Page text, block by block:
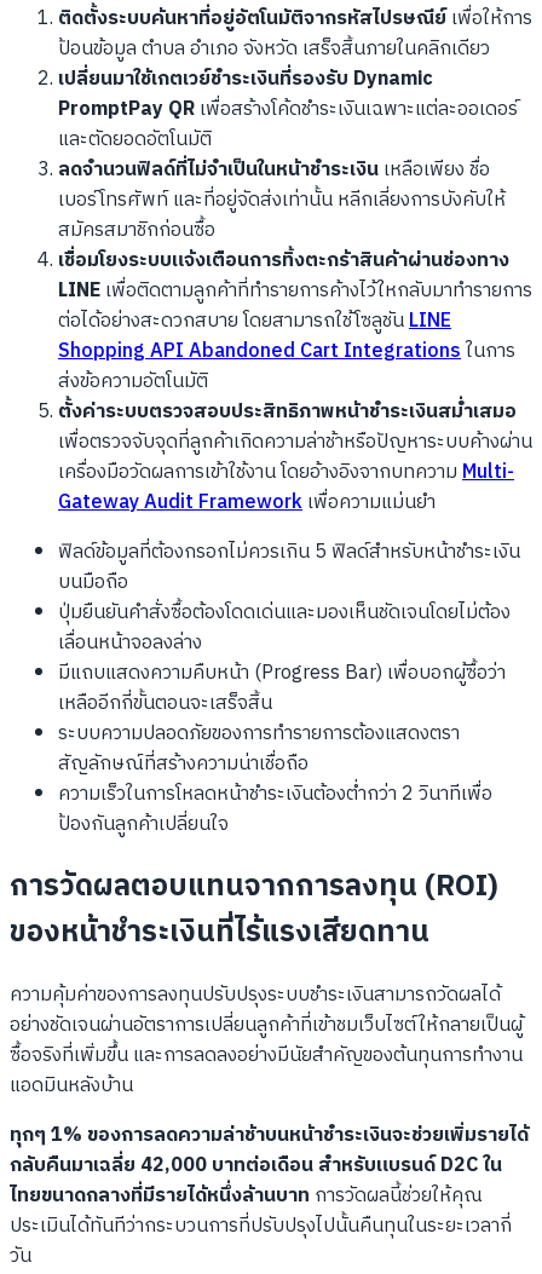
ติดตั้งระบบค้นหาที่อยู่อัตโนมัติจากรหัสไปรษณีย์เพื่อให้การ
ป้อนข้อมูล ตำบล อำเภอ จังหวัด เสร็จสิ้นภายในคลิกเดียว
เปลี่ยนมาใช้เกตเวย์ชำระเงินที่รองรับ Dynamic
PromptPay QRเพื่อสร้างโค้ดชำระเงินเฉพาะแต่ละออเดอร์
และตัดยอดอัตโนมัติ
ลดจำนวนฟิลด์ที่ไม่จำเป็นในหน้าชำระเงินเหลือเพียง ชื่อ
เบอร์โทรศัพท์ และที่อยู่จัดส่งเท่านั้น หลีกเลี่ยงการบังคับให้
สมัครสมาชิกก่อนซื้อ
เชื่อมโยงระบบแจ้งเตือนการทิ้งตะกร้าสินค้าผ่านช่องทาง
LINEเพื่อติดตามลูกค้าที่ทำรายการค้างไว้ใหกลับมาทำรายการ
ต่อได้อย่างสะดวกสบาย โดยสามารถใช้โซลูชันLINE
Shopping API Abandoned Cart Integrationsในการ
ส่งข้อความอัตโนมัติ
ตั้งค่าระบบตรวจสอบประสิทธิภาพหน้าชำระเงินสม่ำเสมอ
เพื่อตรวจจับจุดที่ลูกค้าเกิดความล่าช้าหรือปัญหาระบบค้างผ่าน
เครื่องมือวัดผลการเข้าใช้งาน โดยอ้างอิงจากบทความMulti-
Gateway Audit Frameworkเพื่อความแม่นยำ
ฟิลด์ข้อมูลที่ต้องกรอกไม่ควรเกิน 5 ฟิลด์สำหรับหน้าชำระเงิน
บนมือถือ
ปุ่มยืนยันคำสั่งซื้อต้องโดดเด่นและมองเห็นชัดเจนโดยไม่ต้อง
เลื่อนหน้าจอลงล่าง
มีแถบแสดงความคืบหน้า (Progress Bar) เพื่อบอกผู้ซื้อว่า
เหลืออีกกี่ขั้นตอนจะเสร็จสิ้น
ระบบความปลอดภัยของการทำรายการต้องแสดงตรา
สัญลักษณ์ที่สร้างความน่าเชื่อถือ
ความเร็วในการโหลดหน้าชำระเงินต้องต่ำกว่า 2 วินาทีเพื่อ
ป้องกันลูกค้าเปลี่ยนใจ
การวัดผลตอบแทนจากการลงทุน (ROI)
ของหน้าชำระเงินที่ไร้แรงเสียดทาน
ความคุ้มค่าของการลงทุนปรับปรุงระบบชำระเงินสามารถวัดผลได้
อย่างชัดเจนผ่านอัตราการเปลี่ยนลูกค้าที่เข้าชมเว็บไซต์ให้กลายเป็นผู้
ซื้อจริงที่เพิ่มขึ้น และการลดลงอย่างมีนัยสำคัญของต้นทุนการทำงาน
แอดมินหลังบ้าน
ทุกๆ 1% ของการลดความล่าช้าบนหน้าชำระเงินจะช่วยเพิ่มรายได้
กลับคืนมาเฉลี่ย 42,000 บาทต่อเดือน สำหรับแบรนด์ D2C ใน
ไทยขนาดกลางที่มีรายได้หนึ่งล้านบาท การวัดผลนี้ช่วยให้คุณ
ประเมินได้ทันทีว่ากระบวนการที่ปรับปรุงไปนั้นคืนทุนในระยะเวลากี่
วัน